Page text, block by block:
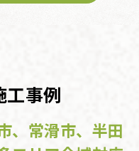
工事例
、常滑市、半田